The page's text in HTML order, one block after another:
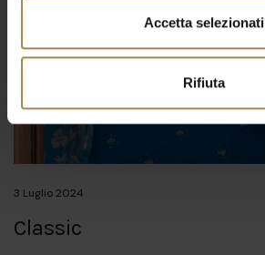
Accetta selezionati
Rifiuta
3 Luglio 2024
Classic